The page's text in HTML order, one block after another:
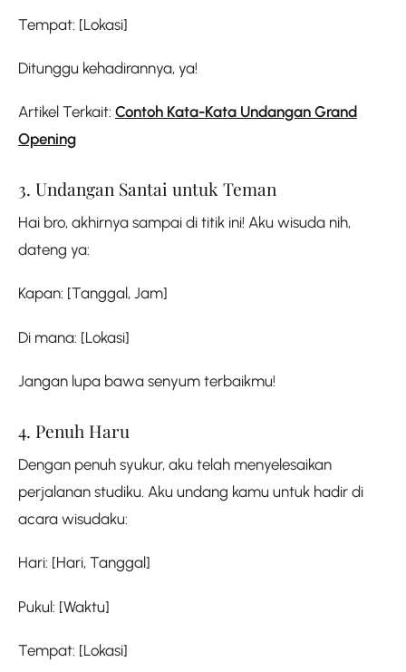
Tempat: [Lokasi]
Ditunggu kehadirannya, ya!
Artikel Terkait: Contoh Kata-Kata Undangan Grand
Opening
3. Undangan Santai untuk Teman
Hai bro, akhirnya sampai di titik ini! Aku wisuda nih,
dateng ya:
Kapan: [Tanggal, Jam]
Di mana: [Lokasi]
Jangan lupa bawa senyum terbaikmu!
4. Penuh Haru
Dengan penuh syukur, aku telah menyelesaikan
perjalanan studiku. Aku undang kamu untuk hadir di
acara wisudaku:
Hari: [Hari, Tanggal]
Pukul: [Waktu]
Tempat: [Lokasi]